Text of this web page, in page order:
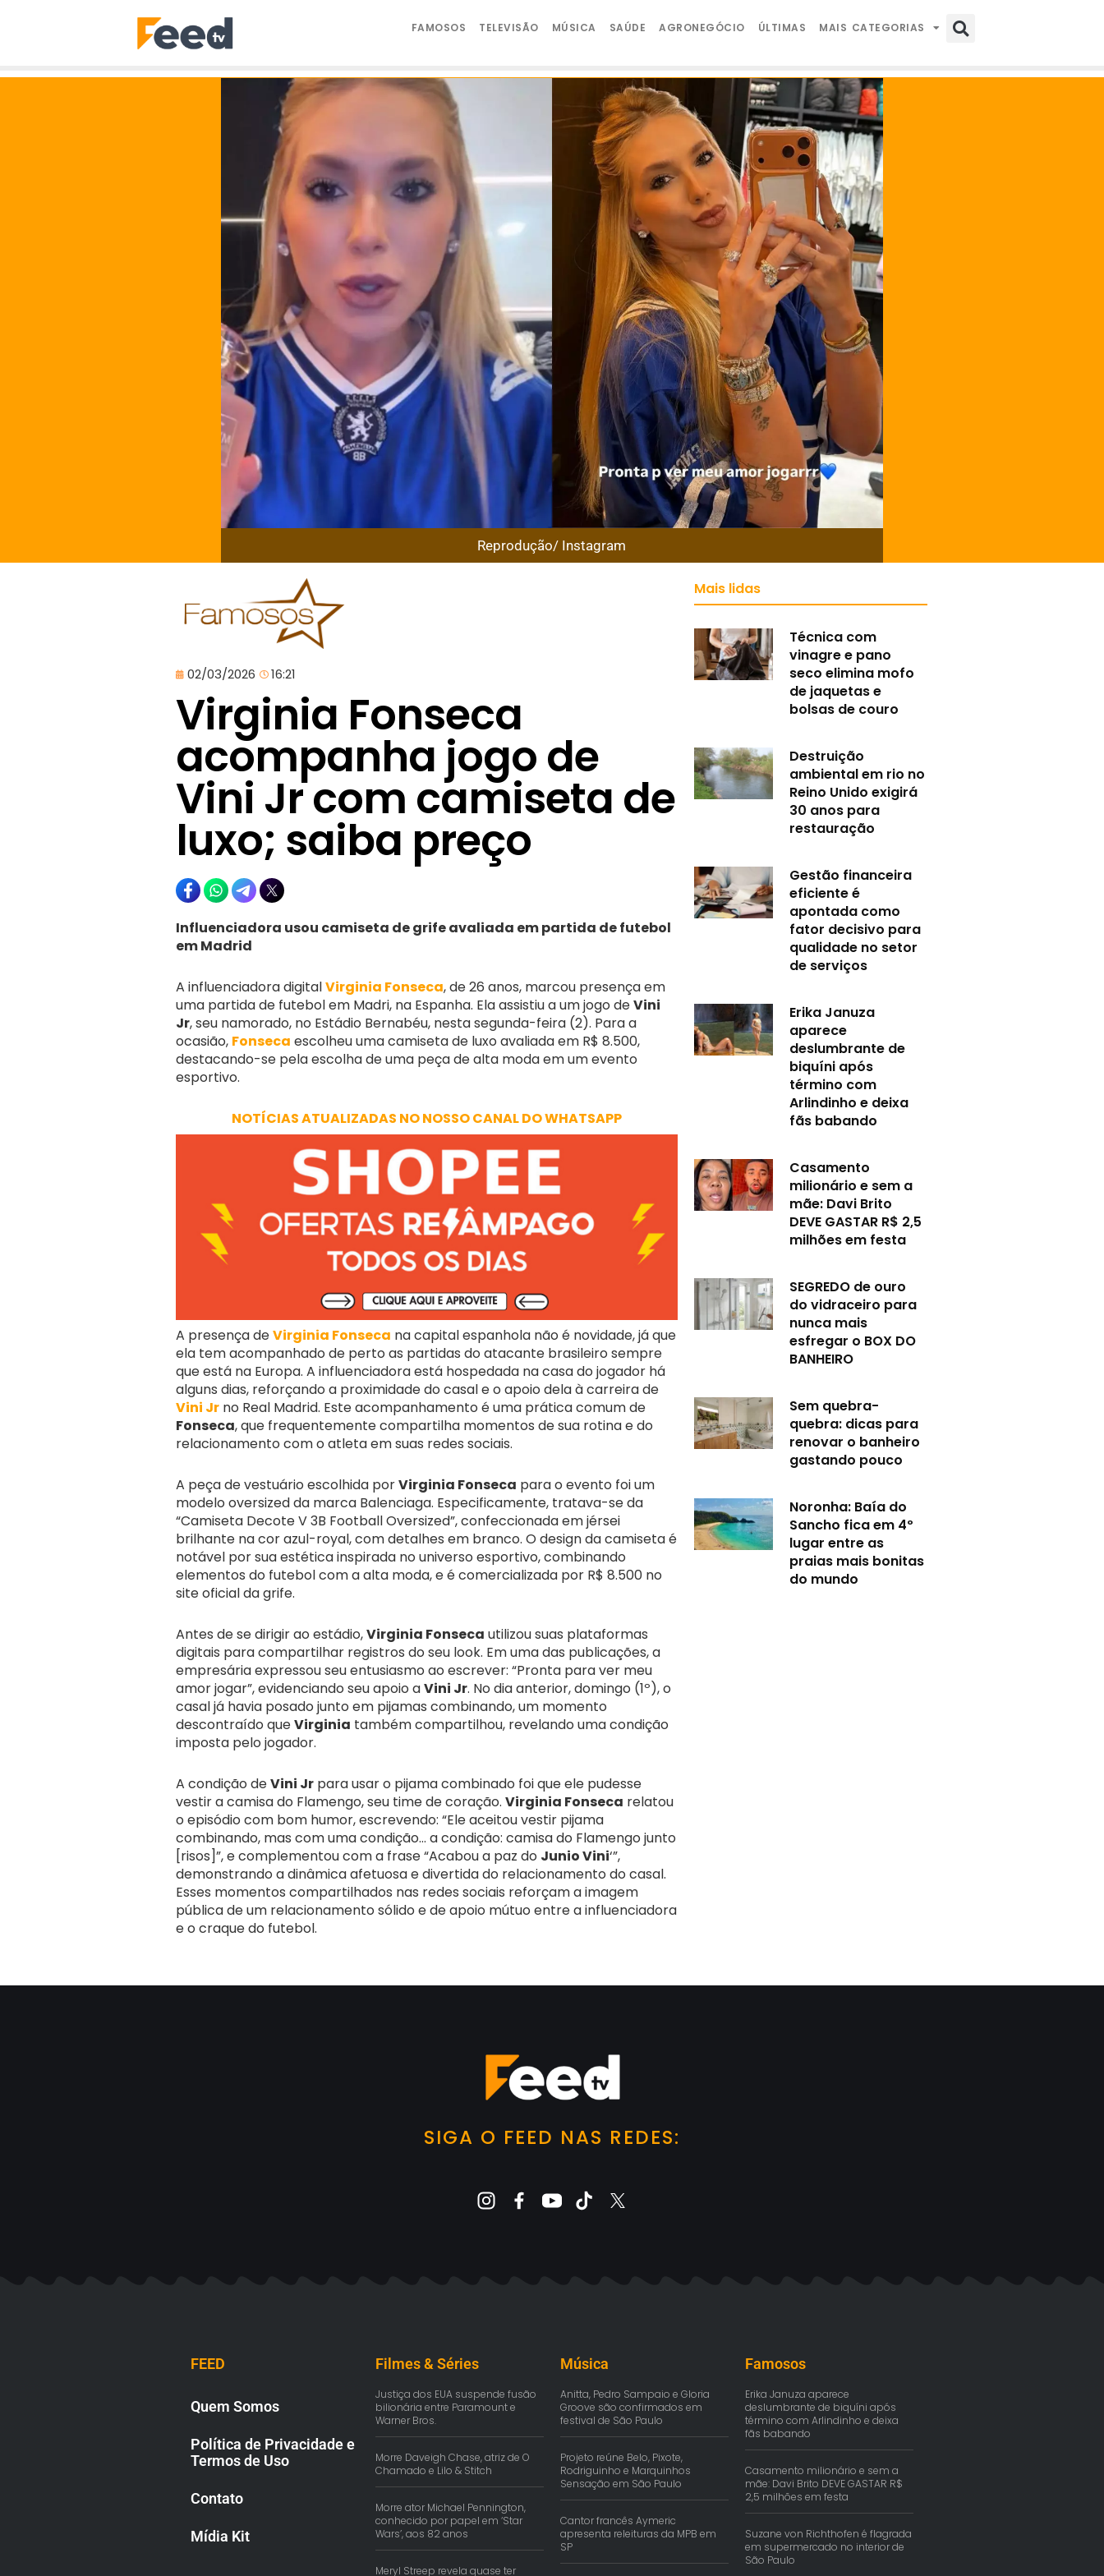
FAMOSOS TELEVISÃO MÚSICA SAÚDE AGRONEGÓCIO ÚLTIMAS MAIS CATEGORIAS
Reprodução/ Instagram
02/03/2026 16:21
Virginia Fonseca
acompanha jogo de
Vini Jr com camiseta de
luxo; saiba preço
Influenciadora usou camiseta de grife avaliada em partida de futebol
em Madrid
A influenciadora digitalVirginia Fonseca, de 26 anos, marcou presença em
uma partida de futebol em Madri, na Espanha. Ela assistiu a um jogo deVini
Jr, seu namorado, no Estádio Bernabéu, nesta segunda-feira (2). Para a
ocasião, Fonseca escolheu uma camiseta de luxo avaliada em R$ 8.500,
destacando-se pela escolha de uma peça de alta moda em um evento
esportivo.
NOTÍCIAS ATUALIZADAS NO NOSSO CANAL DO WHATSAPP
A presença deVirginia Fonseca na capital espanhola não é novidade, já que
ela tem acompanhado de perto as partidas do atacante brasileiro sempre
que está na Europa. A influenciadora está hospedada na casa do jogador há
alguns dias, reforçando a proximidade do casal e o apoio dela à carreira de
Vini Jr no Real Madrid. Este acompanhamento é uma prática comum de
Fonseca, que frequentemente compartilha momentos de sua rotina e do
relacionamento com o atleta em suas redes sociais.
A peça de vestuário escolhida porVirginia Fonseca para o evento foi um
modelo oversized da marca Balenciaga. Especificamente, tratava-se da
“Camiseta Decote V 3B Football Oversized”, confeccionada em jérsei
brilhante na cor azul-royal, com detalhes em branco. O design da camiseta é
notável por sua estética inspirada no universo esportivo, combinando
elementos do futebol com a alta moda, e é comercializada por R$ 8.500 no
site oficial da grife.
Antes de se dirigir ao estádio,Virginia Fonseca utilizou suas plataformas
digitais para compartilhar registros do seu look. Em uma das publicações, a
empresária expressou seu entusiasmo ao escrever: “Pronta para ver meu
amor jogar”, evidenciando seu apoio aVini Jr. No dia anterior, domingo (1º), o
casal já havia posado junto em pijamas combinando, um momento
descontraído queVirginia também compartilhou, revelando uma condição
imposta pelo jogador.
A condição deVini Jr para usar o pijama combinado foi que ele pudesse
vestir a camisa do Flamengo, seu time de coração. Virginia Fonseca relatou
o episódio com bom humor, escrevendo: “Ele aceitou vestir pijama
combinando, mas com uma condição… a condição: camisa do Flamengo junto
[risos]”, e complementou com a frase “Acabou a paz do Junio Vini‘”,
demonstrando a dinâmica afetuosa e divertida do relacionamento do casal.
Esses momentos compartilhados nas redes sociais reforçam a imagem
pública de um relacionamento sólido e de apoio mútuo entre a influenciadora
e o craque do futebol.
Mais lidas
Técnica com
vinagre e pano
seco elimina mofo
de jaquetas e
bolsas de couro
Destruição
ambiental em rio no
Reino Unido exigirá
30 anos para
restauração
Gestão financeira
eficiente é
apontada como
fator decisivo para
qualidade no setor
de serviços
Erika Januza
aparece
deslumbrante de
biquíni após
término com
Arlindinho e deixa
fãs babando
Casamento
milionário e sem a
mãe: Davi Brito
DEVE GASTAR R$ 2,5
milhões em festa
SEGREDO de ouro
do vidraceiro para
nunca mais
esfregar o BOX DO
BANHEIRO
Sem quebra-
quebra: dicas para
renovar o banheiro
gastando pouco
Noronha: Baía do
Sancho fica em 4º
lugar entre as
praias mais bonitas
do mundo
SIGA O FEED NAS REDES:
FEED
Quem Somos
Política de Privacidade e
Termos de Uso
Contato
Mídia Kit
Filmes & Séries
Justiça dos EUA suspende fusão
bilionária entre Paramount e
Warner Bros.
Morre Daveigh Chase, atriz de O
Chamado e Lilo & Stitch
Morre ator Michael Pennington,
conhecido por papel em ‘Star
Wars’, aos 82 anos
Meryl Streep revela quase ter
Música
Anitta, Pedro Sampaio e Gloria
Groove são confirmados em
festival de São Paulo
Projeto reúne Belo, Pixote,
Rodriguinho e Marquinhos
Sensação em São Paulo
Cantor francês Aymeric
apresenta releituras da MPB em
SP
Famosos
Erika Januza aparece
deslumbrante de biquíni após
término com Arlindinho e deixa
fãs babando
Casamento milionário e sem a
mãe: Davi Brito DEVE GASTAR R$
2,5 milhões em festa
Suzane von Richthofen é flagrada
em supermercado no interior de
São Paulo